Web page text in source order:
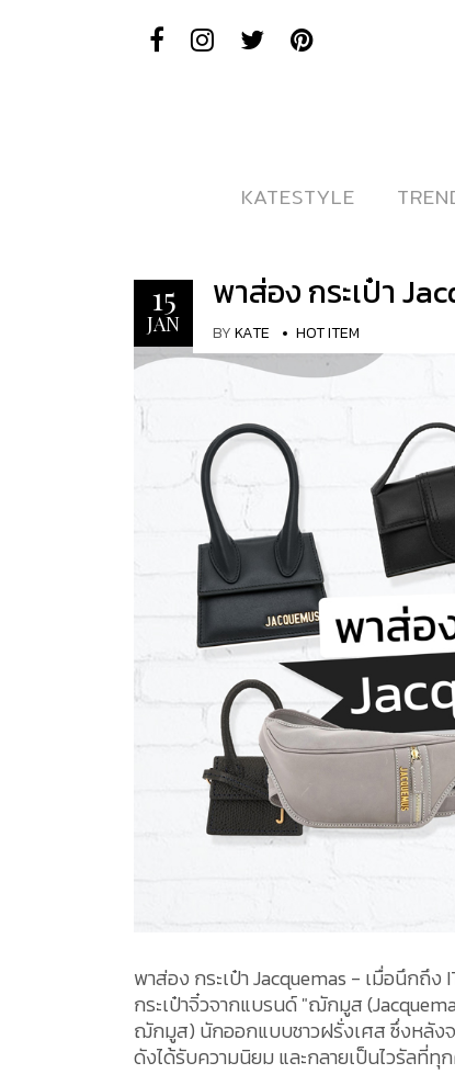
KATESTYLE
KATESTYLE
15
JAN
พาส่อง กระเป๋า
BYKATE HOT ITEM
พาส่อง กระเป๋า Jacquemas - เมื่อนึกถึ
กระเป๋าจิ๋วจากแบรนด์ "ฌักมูส
ฌักมูส) นักออกแบบชาวฝรั่งเศส ซึ่งหลังจ
ดังได้รับความนิยม และกลายเป็นไวรัลที่ทุกคนต่างให้ความสน